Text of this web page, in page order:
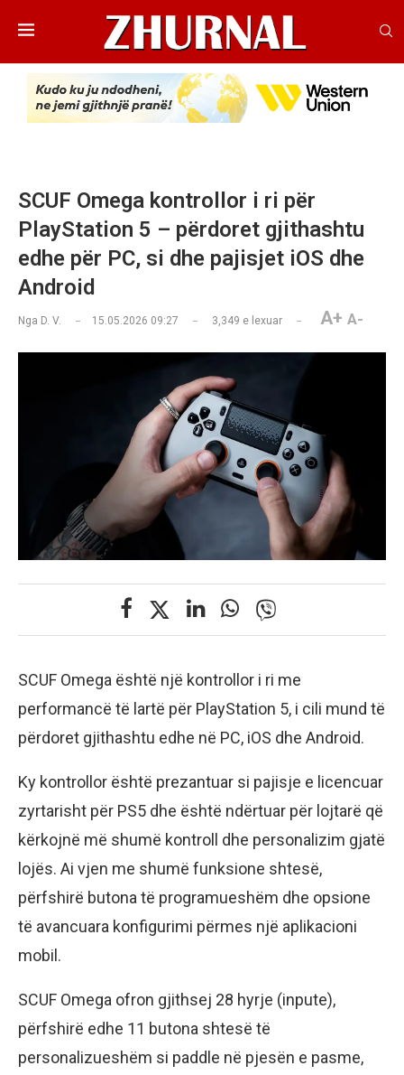
SCUF Omega kontrollor i ri për
PlayStation 5 – përdoret gjithashtu
edhe për PC, si dhe pajisjet iOS dhe
Android
Nga D. V. 15.05.2026 09:27 3,349 e lexuar A+ A-
SCUF Omega është një kontrollor i ri me
performancë të lartë për PlayStation 5, i cili mund të
përdoret gjithashtu edhe në PC, iOS dhe Android.
Ky kontrollor është prezantuar si pajisje e licencuar
zyrtarisht për PS5 dhe është ndërtuar për lojtarë që
kërkojnë më shumë kontroll dhe personalizim gjatë
lojës. Ai vjen me shumë funksione shtesë,
përfshirë butona të programueshëm dhe opsione
të avancuara konfigurimi përmes një aplikacioni
mobil.
SCUF Omega ofron gjithsej 28 hyrje (inpute),
përfshirë edhe 11 butona shtesë të
personalizueshëm si paddle në pjesën e pasme,